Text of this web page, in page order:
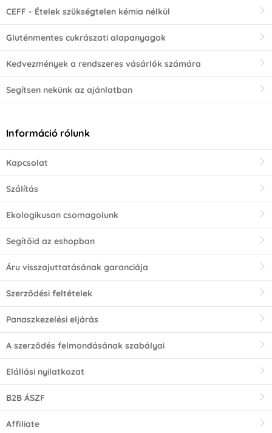
CEFF - Ételek szükségtelen kémia nélkül
Gluténmentes cukrászati alapanyagok
Kedvezmények a rendszeres vásárlók számára
Segítsen nekünk az ajánlatban
Információ rólunk
Kapcsolat
Szálítás
Ekologikusan csomagolunk
Segítőid az eshopban
Áru visszajuttatásának garanciája
Szerződési feltételek
Panaszkezelési eljárás
A szerződés felmondásának szabályai
Elállási nyilatkozat
B2B ÁSZF
Affiliate